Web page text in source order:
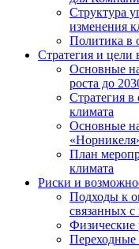
Структура
изменения
Политика в
Стратегия и цели
Основные
роста до
Стратегия в
климата
Основные
План
климата
Риски и
Подходы к
связанных
Физические
Переходные